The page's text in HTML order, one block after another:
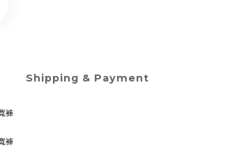
Shipping & Payment